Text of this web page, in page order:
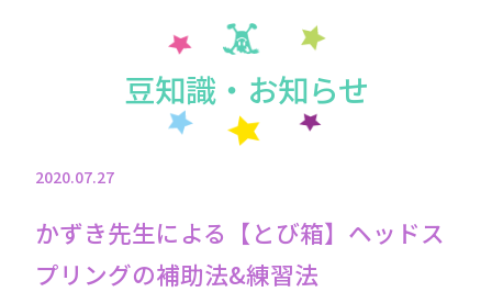
豆知識・お知らせ
2020.07.27
かずき先生による【とび箱】ヘッドス
プリングの補助法&練習法